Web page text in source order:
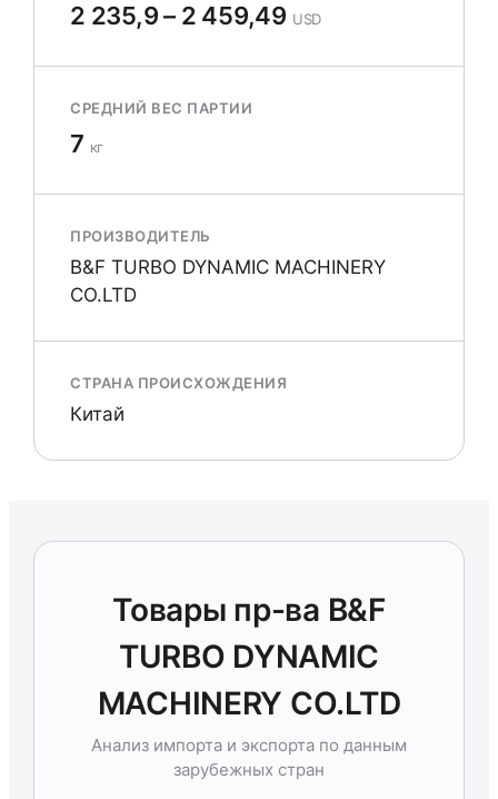
2 235,9 – 2 459,49 USD
СРЕДНИЙ ВЕС ПАРТИИ
7 кг
ПРОИЗВОДИТЕЛЬ
B&F TURBO DYNAMIC MACHINERY
CO.LTD
СТРАНА ПРОИСХОЖДЕНИЯ
Китай
Товары пр-ва B&F
TURBO DYNAMIC
MACHINERY CO.LTD
Анализ импорта и экспорта по данным
зарубежных стран